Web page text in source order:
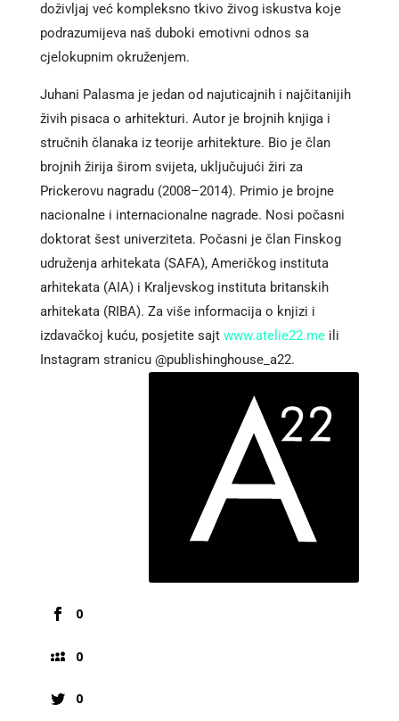
doživljaj već kompleksno tkivo živog iskustva koje
podrazumijeva naš duboki emotivni odnos sa
cjelokupnim okruženjem.
Juhani Palasma je jedan od najuticajnih i najčitanijih
živih pisaca o arhitekturi. Autor je brojnih knjiga i
stručnih članaka iz teorije arhitekture. Bio je član
brojnih žirija širom svijeta, uključujući žiri za
Prickerovu nagradu (2008–2014). Primio je brojne
nacionalne i internacionalne nagrade. Nosi počasni
doktorat šest univerziteta. Počasni je član Finskog
udruženja arhitekata (SAFA), Američkog instituta
arhitekata (AIA) i Kraljevskog instituta britanskih
arhitekata (RIBA). Za više informacija o knjizi i
izdavačkoj kuću, posjetite sajt www.atelie22.meili
Instagram stranicu @publishinghouse_a22.
0
0
0